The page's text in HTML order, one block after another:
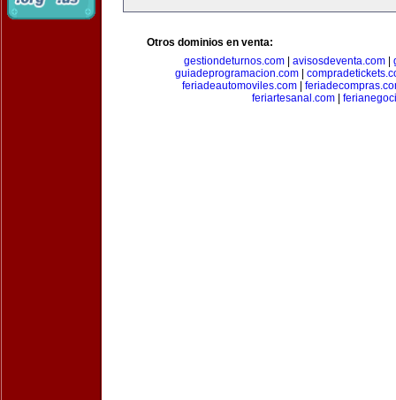
Otros dominios en venta:
gestiondeturnos.com| avisosdeventa.com|
guiadeprogramacion.com|
feriadeautomoviles.com
feriartesanal.com|